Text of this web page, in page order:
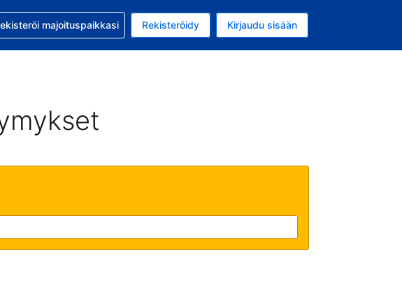
valuutta on Yhdysvaltain dollari
kieli on Suomi
apua varauksesi kanssa
majoituspaikkasi Rekisteröidy Kirjaudu sisään